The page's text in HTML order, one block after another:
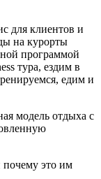
для клиентов и
на курорты
программой
тура, ездим в
едим и
модель отдыха с